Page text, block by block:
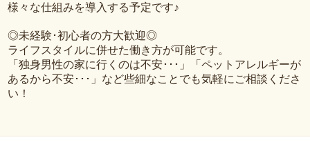
様々な仕組みを導入する予定です♪
◎未経験･初心者の方大歓迎◎
ライフスタイルに併せた働き方が可能です。
「独身男性の家に行くのは不安･･･」「ペットアレルギーが
あるから不安･･･」など些細なことでも気軽にご相談くださ
い！